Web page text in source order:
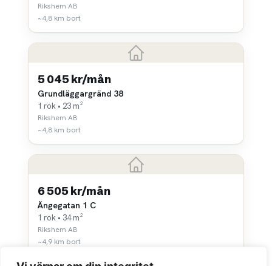
Rikshem AB
~4,8 km bort
5 045 kr/mån
Grundläggargränd 38
1 rok • 23 m²
Rikshem AB
~4,8 km bort
6 505 kr/mån
Ängegatan 1 C
1 rok • 34 m²
Rikshem AB
~4,9 km bort